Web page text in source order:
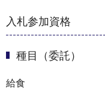
入札参加資格
種目（委託）
給食